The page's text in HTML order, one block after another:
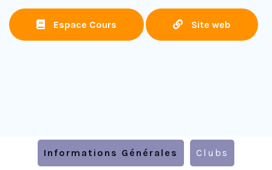
Espace Cours Site web
Informations Générales Clubs